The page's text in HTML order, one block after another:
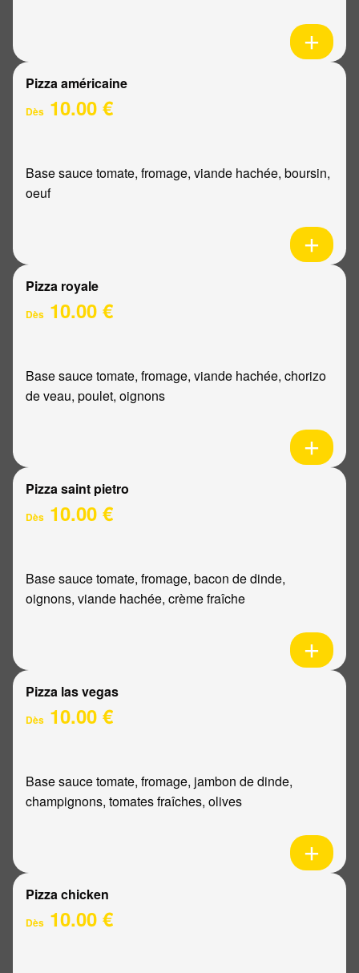
Pizza américaine
Dès 10.00 €
Base sauce tomate, fromage, viande hachée, boursin,
oeuf
Pizza royale
Dès 10.00 €
Base sauce tomate, fromage, viande hachée, chorizo
de veau, poulet, oignons
Pizza saint pietro
Dès 10.00 €
Base sauce tomate, fromage, bacon de dinde,
oignons, viande hachée, crème fraîche
Pizza las vegas
Dès 10.00 €
Base sauce tomate, fromage, jambon de dinde,
champignons, tomates fraîches, olives
Pizza chicken
Dès 10.00 €